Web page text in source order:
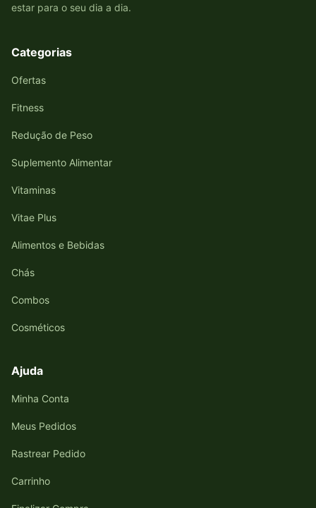
estar para o seu dia a dia.
Categorias
Ofertas
Fitness
Redução de Peso
Suplemento Alimentar
Vitaminas
Vitae Plus
Alimentos e Bebidas
Chás
Combos
Cosméticos
Ajuda
Minha Conta
Meus Pedidos
Rastrear Pedido
Carrinho